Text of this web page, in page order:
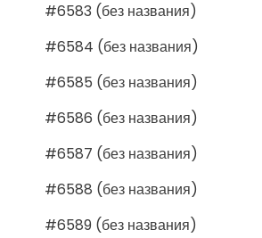
#6583 (без названия)
#6584 (без названия)
#6585 (без названия)
#6586 (без названия)
#6587 (без названия)
#6588 (без названия)
#6589 (без названия)